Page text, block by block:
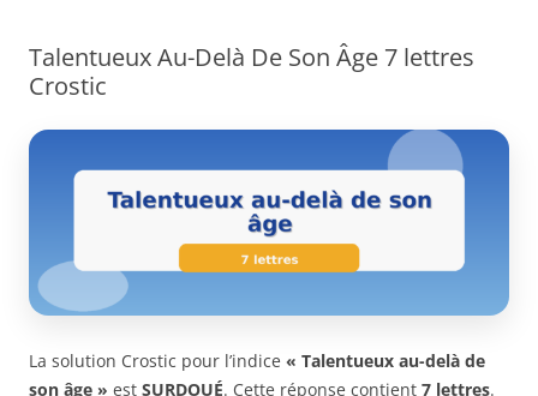
Talentueux Au-Delà De Son Âge 7 lettres
Crostic
La solution Crostic pour l’indice « Talentueux au-delà de
son âge » est SURDOUÉ. Cette réponse contient 7 lettres.